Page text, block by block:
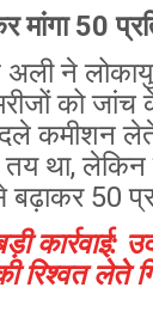
मांगा 50
ने
को
कमीशन
था, लेकिन
बढ़ाकर 50
कार्रवाई:
रिश्वत लेते